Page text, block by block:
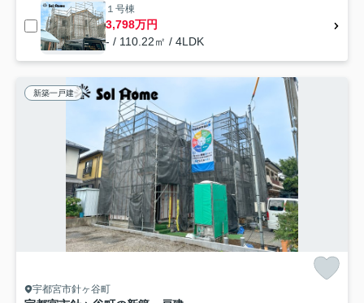
１号棟
3,798万円
- / 110.22㎡ / 4LDK
新築一戸建
宇都宮市針ヶ谷町